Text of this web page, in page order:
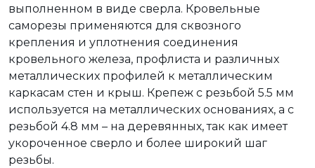
выполненном в виде сверла. Кровельные
саморезы применяются для сквозного
крепления и уплотнения соединения
кровельного железа, профлиста и различных
металлических профилей к металлическим
каркасам стен и крыш. Крепеж с резьбой 5.5 мм
используется на металлических основаниях, а с
резьбой 4.8 мм – на деревянных, так как имеет
укороченное сверло и более широкий шаг
резьбы.